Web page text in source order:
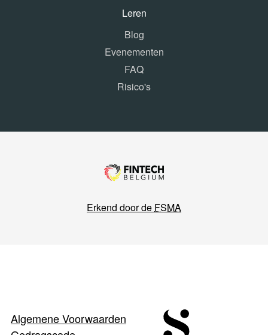
Leren
Blog
Evenementen
FAQ
Risico's
Erkend door de FSMA
Algemene Voorwaarden